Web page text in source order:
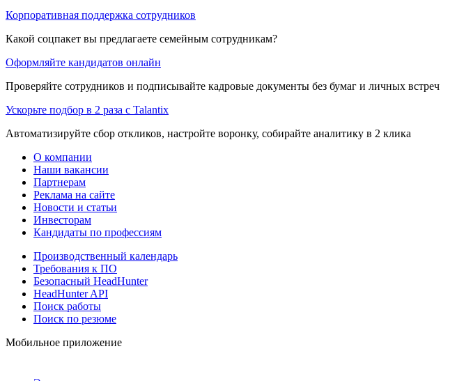
Корпоративная поддержка сотрудников
Какой соцпакет вы предлагаете семейным сотрудникам?
Оформляйте кандидатов онлайн
Проверяйте сотрудников и подписывайте кадровые документы без бумаг и личных встреч
Ускорьте подбор в 2 раза с Talantix
Автоматизируйте сбор откликов, настройте воронку, собирайте аналитику в 2 клика
О компании
Наши вакансии
Партнерам
Реклама на сайте
Новости и статьи
Инвесторам
Кандидаты по профессиям
Производственный календарь
Требования к ПО
Безопасный HeadHunter
HeadHunter API
Поиск работы
Поиск по резюме
Мобильное приложение